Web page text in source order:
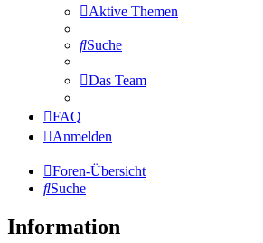
Aktive Themen
Suche
Das Team
FAQ
Anmelden
Foren-Übersicht
Suche
Information